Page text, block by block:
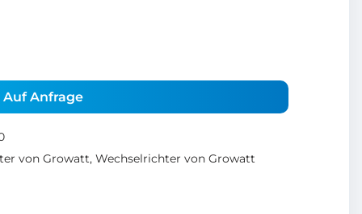
Auf Anfrage
von Growatt, Wechselrichter von Growatt